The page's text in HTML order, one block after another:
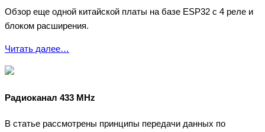
Обзор еще одной китайской платы на базе ESP32 с 4 реле и
блоком расширения.
Читать далее…
Радиоканал 433 MHz
В статье рассмотрены принципы передачи данных по